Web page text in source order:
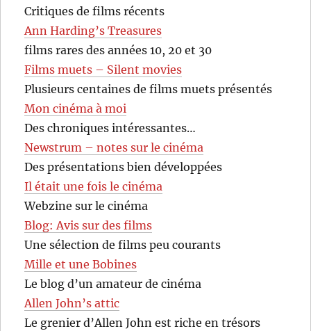
Critiques de films récents
Ann Harding’s Treasures
films rares des années 10, 20 et 30
Films muets – Silent movies
Plusieurs centaines de films muets présentés
Mon cinéma à moi
Des chroniques intéressantes…
Newstrum – notes sur le cinéma
Des présentations bien développées
Il était une fois le cinéma
Webzine sur le cinéma
Blog: Avis sur des films
Une sélection de films peu courants
Mille et une Bobines
Le blog d’un amateur de cinéma
Allen John’s attic
Le grenier d’Allen John est riche en trésors